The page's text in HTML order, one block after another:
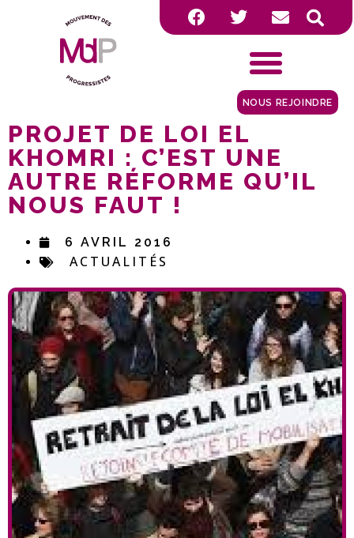
NOUS REJOINDRE
PROJET DE LOI EL
KHOMRI : C’EST UNE
AUTRE RÉFORME QU’IL
NOUS FAUT !
6 AVRIL 2016
ACTUALITÉS